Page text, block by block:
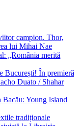
campion. Thor,
lui Mihai Nae
„România merită
București! În premieră
Duato / Shahar
Bacău: Young Island
tradiționale